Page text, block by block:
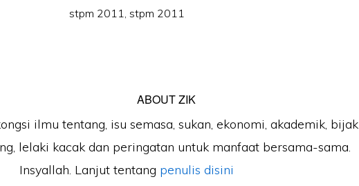
stpm 2011, stpm 2011
ABOUTZIK
ilmu tentang, isu semasa, sukan, ekonomi, akademik, bijak
lelaki kacak dan peringatan untuk manfaat bersama-sama.
Insyallah. Lanjut tentang penulis disini